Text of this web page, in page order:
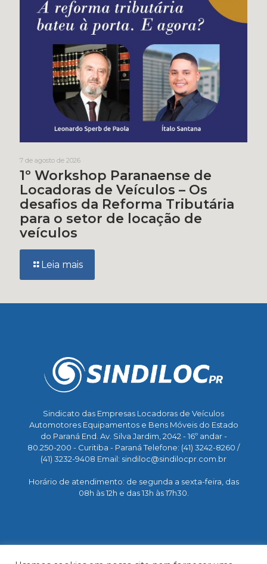
7 de agosto de 2026
1º Workshop Paranaense de
Locadoras de Veículos – Os
desafios da Reforma Tributária
para o setor de locação de
veículos
Leia mais
Sindicato das Empresas Locadoras de Veículos
Automotores Equipamentos e Bens Móveis do Estado
do Paraná End. Av. Silva Jardim, 2042 - 16º andar -
80.250-200 - Curitiba - Paraná Telefone: (41) 3242-8260 /
(41) 3232-9408 Email: sindiloc@sindilocpr.com.br
Horário de atendimento: de segunda a sexta-feira, das
08h às 12h e das 13h às 17h30.